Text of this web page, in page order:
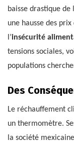
baisse drastique
une hausse des
l’insécurité
tensions sociales,
populations
Des
Le réchauffement
un thermomètre.
la société